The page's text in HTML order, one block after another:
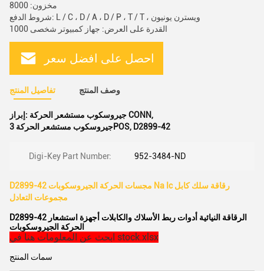
مخزون: 8000
شروط الدفع: L / C ، D / A ، D / P ، T / T ، ويسترن يونيون
القدرة على العرض: جهاز كمبيوتر شخصى 1000
احصل على افضل سعر
تفاصيل المنتج وصف المنتج
إبراز: جيروسكوب مستشعر الحركة CONN,
جيروسكوب مستشعر الحركة 3POS, D2899-42
Digi-Key Part Number: 952-3484-ND
D2899-42 مجسات الحركة الجيروسكوبات Na Ic رقاقة سلك كابل
مجموعات التعادل
D2899-42 الرقاقة النيائية أدوات ربط الأسلاك والكابلات أجهزة استشعار
الحركة الجيروسكوبات
ابحث عن المعلومات هنا في stock.xlsx
سمات المنتج